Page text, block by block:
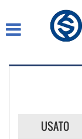
COMPRO AUTO SUBITO
USATO